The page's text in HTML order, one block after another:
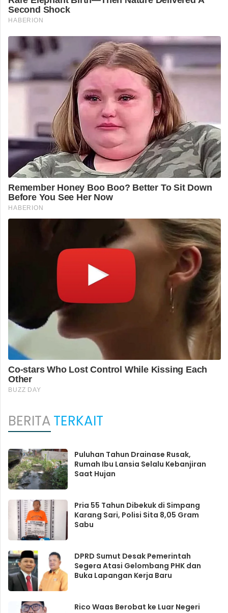
BERITATERKAIT
Puluhan Tahun Drainase Rusak,
Rumah Ibu Lansia Selalu Kebanjiran
Saat Hujan
Pria 55 Tahun Dibekuk di Simpang
Karang Sari, Polisi Sita 8,05 Gram
Sabu
DPRD Sumut Desak Pemerintah
Segera Atasi Gelombang PHK dan
Buka Lapangan Kerja Baru
Rico Waas Berobat ke Luar Negeri